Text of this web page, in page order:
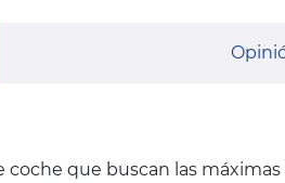
que buscan las